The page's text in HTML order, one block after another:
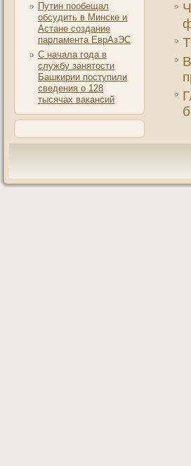
Путин пообещал
обсудить в Минске и
Астане создание
парламента ЕврАзЭС
С начала года в
службу занятости
Башкирии поступили
сведения о 128
тысячах вакансий